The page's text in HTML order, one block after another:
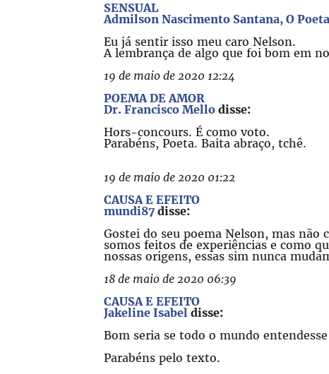
SENSUAL
Admilson Nascimento Santana, O
Eu já sentir isso meu caro Nelson.
A lembrança de algo que foi bom em
19 de maio de 2020 12:24
POEMA DE AMOR
Dr. Francisco Mello disse:
Hors-concours. É como voto.
Parabéns, Poeta. Baita abraço, tchê.
19 de maio de 2020 01:22
CAUSA E EFEITO
mundi87 disse:
Gostei do seu poema Nelson, mas
somos feitos de experiências e como
nossas origens, essas sim nunca
18 de maio de 2020 06:39
CAUSA E EFEITO
Jakeline Isabel disse:
Bom seria se todo o mundo
Parabéns pelo texto.